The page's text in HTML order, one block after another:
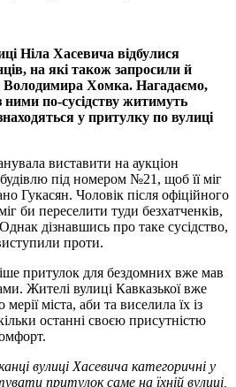
Ніла Хасевича відбулися
на які також запросили й
Володимира Хомка. Нагадаємо,
по-сусідству житимуть
у притулку по вулиці
виставити на аукціон
під номером №21, щоб її міг
Гукасян. Чоловік після офіційного
би переселити туди безхатченків,
дізнавшись про таке сусідство,
проти.
притулок для бездомних вже мав
Жителі вулиці Кавказької вже
мерії міста, аби та виселила їх із
останні своєю присутністю
вулиці Хасевича категоричні у
притулок саме на їхній вулиці,